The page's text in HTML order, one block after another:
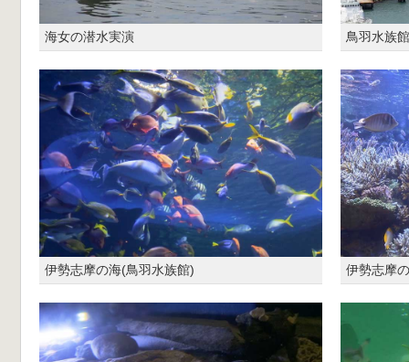
海女の潜水実演 鳥羽水族館
伊勢志摩の海(鳥羽水族館) 伊勢志摩